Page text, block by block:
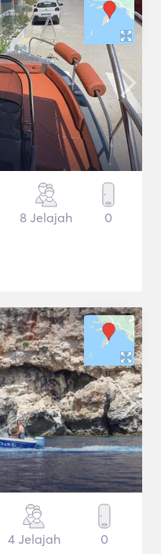
8 Jelajah 0
4 Jelajah 0